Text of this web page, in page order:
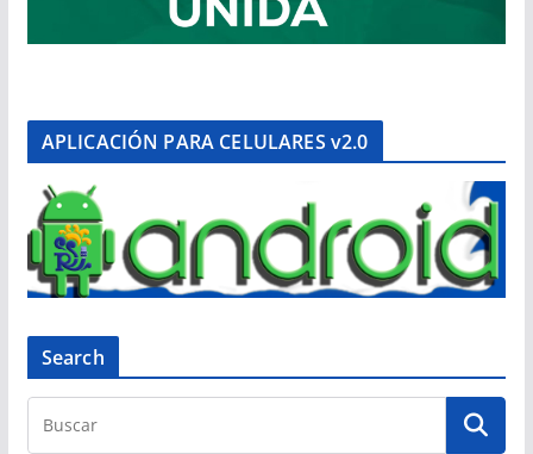
APLICACIÓN PARA CELULARES v2.0
Search